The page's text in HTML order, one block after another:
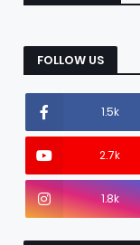
FOLLOW US
1.5k
2.7k
1.8k